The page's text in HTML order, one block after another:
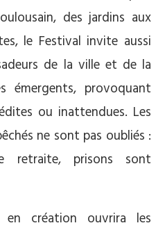
des jardins aux
le Festival invite aussi
de la ville et de la
émergents, provoquant
ou inattendues. Les
ne sont pas oubliés :
retraite, prisons sont
création ouvrira les